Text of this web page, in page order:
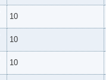
10
10
10